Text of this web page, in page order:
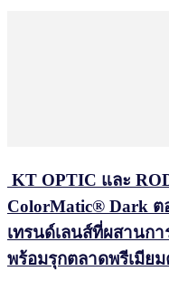
KT OPTIC และ
ColorMatic® Dark
เทรนด์เลนส์ที่ผสานก
พร้อมรุกตลาดพรีเมีย